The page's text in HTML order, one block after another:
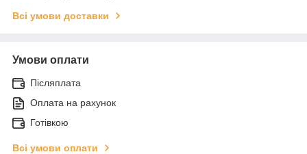
Всі умови доставки
Умови оплати
Післяплата
Оплата на рахунок
Готівкою
Всі умови оплати